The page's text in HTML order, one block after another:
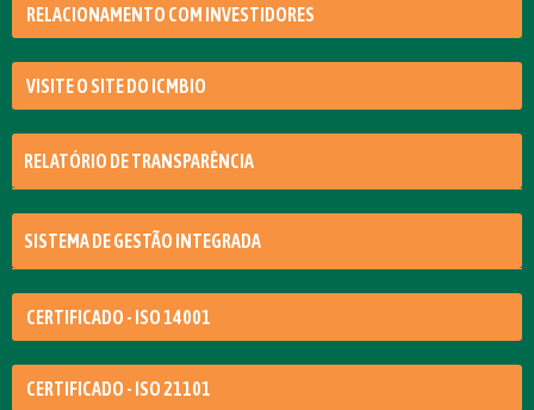
RELACIONAMENTO COM INVESTIDORES
VISITE O SITE DO ICMBIO
RELATÓRIO DE TRANSPARÊNCIA
SISTEMA DE GESTÃO INTEGRADA
CERTIFICADO - ISO 14001
CERTIFICADO - ISO 21101